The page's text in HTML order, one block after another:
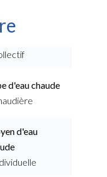
d'eau chaude
d'eau